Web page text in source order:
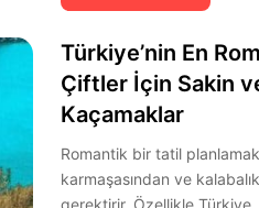
Türkiye’nin En
Çiftler İçin Sakin
Kaçamaklar
Romantik bir tatil
karmaşasından ve